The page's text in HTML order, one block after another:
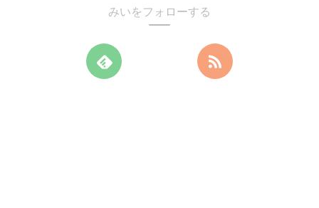
みいをフォローする